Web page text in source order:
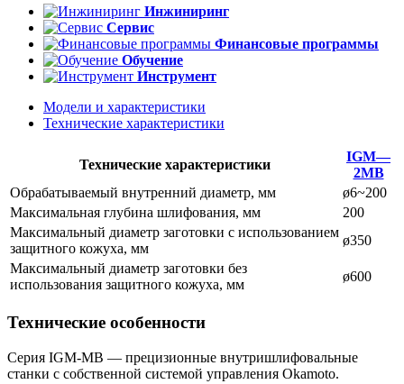
Инжиниринг
Сервис
Финансовые программы
Обучение
Инструмент
Модели и характеристики
Технические характеристики
Технические характеристики
IGM—
2MB
Обрабатываемый внутренний диаметр, мм
ø6~200
Максимальная глубина шлифования, мм
200
Максимальный диаметр заготовки с использованием
защитного кожуха, мм
ø350
Максимальный диаметр заготовки без
использования защитного кожуха, мм
ø600
Технические особенности
Серия IGM-MB — прецизионные внутришлифовальные
станки с собственной системой управления Okamoto.